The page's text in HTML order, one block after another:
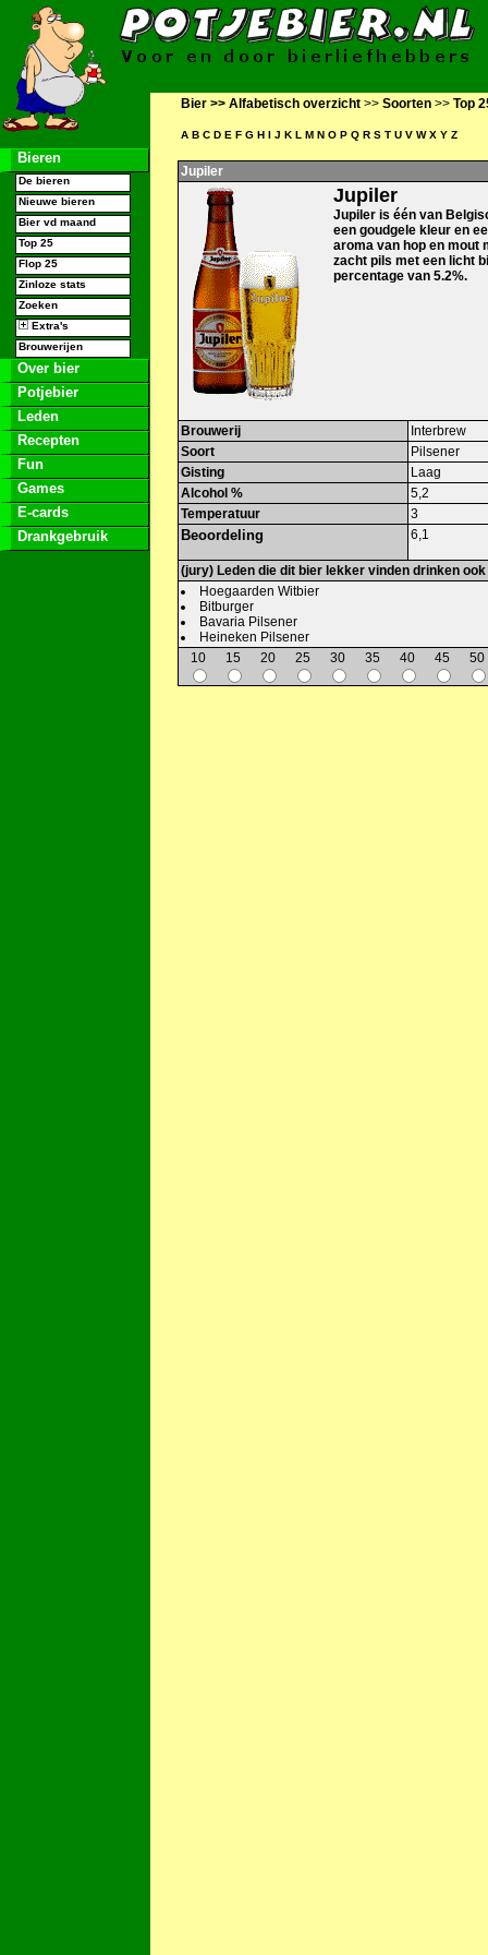
Bieren
De bieren
Nieuwe bieren
Bier vd maand
Top 25
Flop 25
Zinloze stats
Zoeken
Extra's
Brouwerijen
Over bier
Potjebier
Leden
Recepten
Fun
Games
E-cards
Drankgebruik
Bier >> Alfabetisch overzicht >> Soorten >> Top
A B C D E F G H I J K L M N O P Q R S T U V W X Y Z
Jupiler
Jupiler
Jupiler is één van
een goudgele kleur en
aroma van hop en mout
zacht pils met een licht
percentage van 5.2%.
Brouwerij
Interbrew
Soort
Pilsener
Gisting
Laag
Alcohol %
5,2
Temperatuur
3
Beoordeling 6,1
(jury) Leden die dit bier lekker vinden drinken
Hoegaarden Witbier
Bitburger
Bavaria Pilsener
Heineken Pilsener
10
15 20 25 30 35 40 45 50